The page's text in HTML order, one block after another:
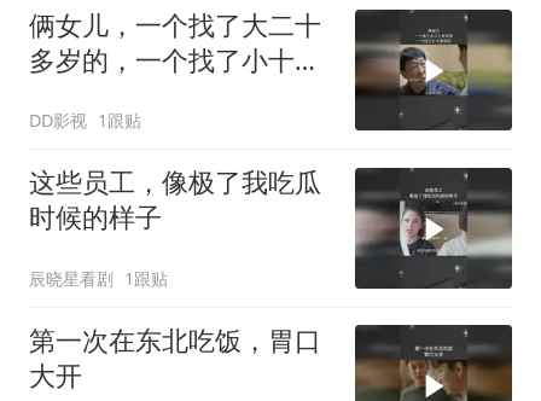
俩女儿，一个找了大二十
多岁的，一个找了小十多
DD影视 1跟贴
这些员工，像极了我吃瓜
时候的样子
辰晓星看剧 1跟贴
第一次在东北吃饭，胃口
大开